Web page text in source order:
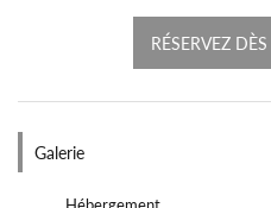
RÉSERVEZ
Galerie